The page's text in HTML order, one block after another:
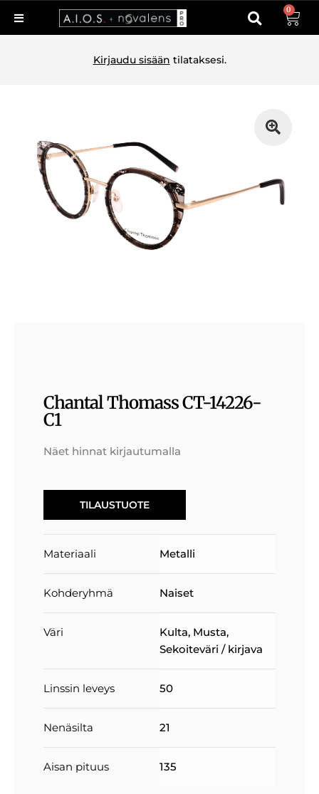
0
Kirjaudu sisään tilataksesi.
Chantal Thomass CT-14226-
C1
Näet hinnat kirjautumalla
TILAUSTUOTE
Materiaali Metalli
Kohderyhmä Naiset
Väri Kulta, Musta,
Sekoiteväri / kirjava
Linssin leveys 50
Nenäsilta 21
Aisan pituus 135